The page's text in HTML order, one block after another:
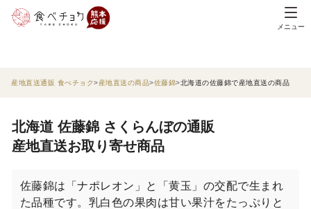
メニュー
産地直送通販 食べチョク 産地直送の商品 佐藤錦 北海道の佐藤錦で産地直送の商品
北海道 佐藤錦 さくらんぼの通販
産地直送お取り寄せ商品
佐藤錦は「ナポレオン」と「黄玉」の交配で生まれ
た品種です。乳白色の果肉は甘い果汁をたっぷりと